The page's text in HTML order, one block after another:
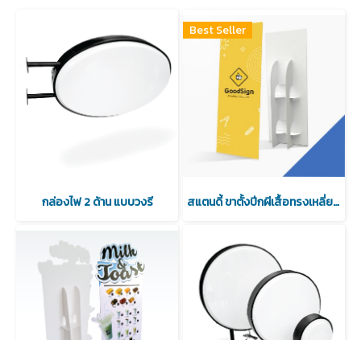
กล่องไฟ 2 ด้าน แบบวงรี
Best Seller
สแตนดี้ ขาตั้งปีกผีเสื้อทรงเหลี่ยม (ไม่มีไดคัท)